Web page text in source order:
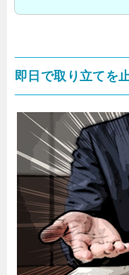
即日で取り立てを